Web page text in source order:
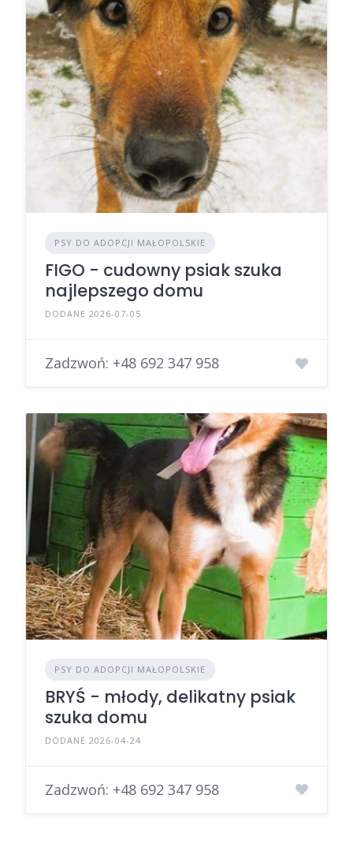
PSY DO ADOPCJI MAŁOPOLSKIE
FIGO - cudowny psiak szuka
najlepszego domu
DODANE 2026-07-05
Zadzwoń: +48 692 347 958
PSY DO ADOPCJI MAŁOPOLSKIE
BRYŚ - młody, delikatny psiak
szuka domu
DODANE 2026-04-24
Zadzwoń: +48 692 347 958